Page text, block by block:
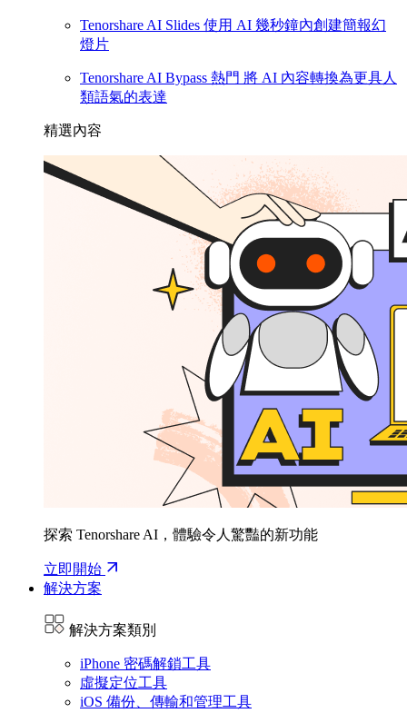
Tenorshare AI Slides 使用 AI 幾秒鐘內創建簡報幻
燈片
Tenorshare AI Bypass 熱門 將 AI 內容轉換為更具人
類語氣的表達
精選內容
探索 Tenorshare AI，體驗令人驚豔的新功能
立即開始
解決方案
解決方案類別
iPhone 密碼解鎖工具
虛擬定位工具
iOS 備份、傳輸和管理工具